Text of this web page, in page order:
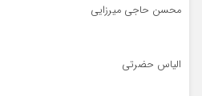
محسن حاجی میرزایی
الیاس حضرتی